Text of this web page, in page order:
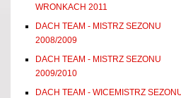
WRONKACH 2011
DACH TEAM - MISTRZ SEZONU
2008/2009
DACH TEAM - MISTRZ SEZONU
2009/2010
DACH TEAM - WICEMISTRZ